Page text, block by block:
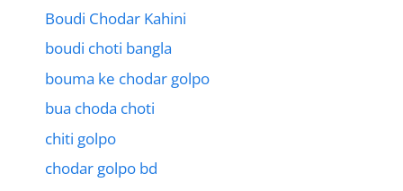
Boudi Chodar Kahini
boudi choti bangla
bouma ke chodar golpo
bua choda choti
chiti golpo
chodar golpo bd